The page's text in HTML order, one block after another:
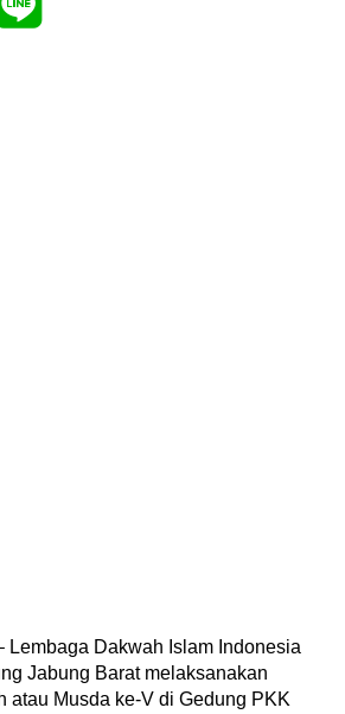
Lembaga Dakwah Islam Indonesia
Jabung Barat melaksanakan
atau Musda ke-V di Gedung PKK